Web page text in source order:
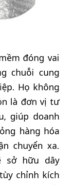
đóng vai
chuỗi cung
Họ không
là đơn vị tư
giúp doanh
hàng hóa
chuyển xa.
sở hữu dây
chỉnh kích